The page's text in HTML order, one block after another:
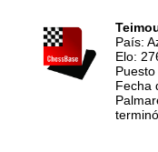
País:
Elo:
Fecha
terminó